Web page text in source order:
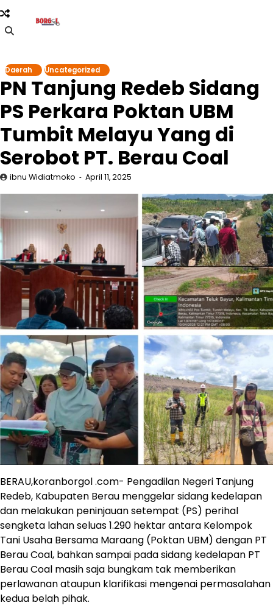
Skip
to
content
Daerah Uncategorized
PN Tanjung Redeb Sidang
PS Perkara Poktan UBM
Tumbit Melayu Yang di
Serobot PT. Berau Coal
ibnu Widiatmoko April 11, 2025
BERAU,koranborgol .com- Pengadilan Negeri Tanjung
Redeb, Kabupaten Berau menggelar sidang kedelapan
dan melakukan peninjauan setempat (PS) perihal
sengketa lahan seluas 1.290 hektar antara Kelompok
Tani Usaha Bersama Maraang (Poktan UBM) dengan PT
Berau Coal, bahkan sampai pada sidang kedelapan PT
Berau Coal masih saja bungkam tak memberikan
perlawanan ataupun klarifikasi mengenai permasalahan
kedua belah pihak.